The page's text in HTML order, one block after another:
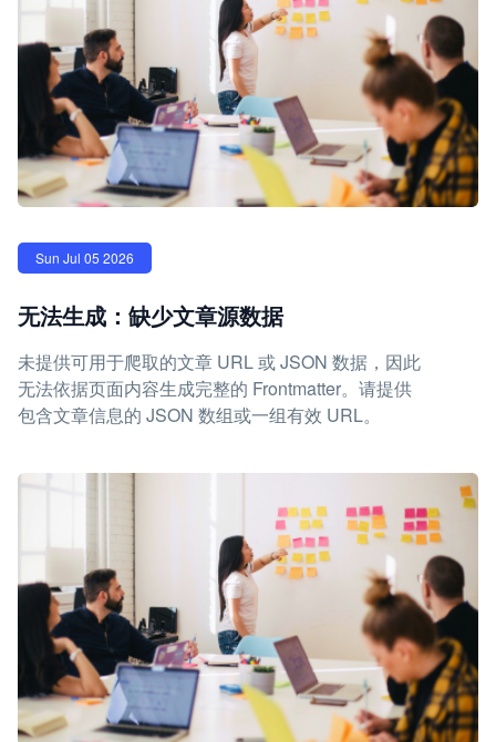
Sun Jul 05 2026
无法生成：缺少文章源数据
未提供可用于爬取的文章 URL 或 JSON 数据，因此
无法依据页面内容生成完整的 Frontmatter。请提供
包含文章信息的 JSON 数组或一组有效 URL。